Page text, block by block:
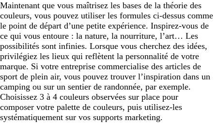
Maintenant que vous maîtrisez les bases de la théorie des
couleurs, vous pouvez utiliser les formules ci-dessus comme
le point de départ d’une petite expérience. Inspirez-vous de
ce qui vous entoure : la nature, la nourriture, l’art… Les
possibilités sont infinies. Lorsque vous cherchez des idées,
privilégiez les lieux qui reflètent la personnalité de votre
marque. Si votre entreprise commercialise des articles de
sport de plein air, vous pouvez trouver l’inspiration dans un
camping ou sur un sentier de randonnée, par exemple.
Choisissez 3 à 4 couleurs observées sur place pour
composer votre palette de couleurs, puis utilisez-les
systématiquement sur vos supports marketing.